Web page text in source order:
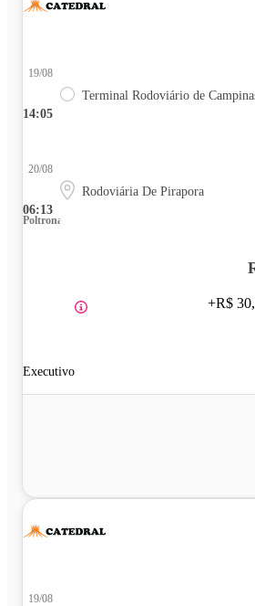
14:05
19/08
Terminal Rodoviário de
06:13
20/08
Rodoviária De Pirapora
Poltrona
Executivo
+R$
19/08